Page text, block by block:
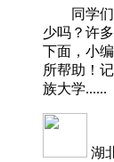
同学们
少吗？许
下面，小
所帮助！
族大学......
湖